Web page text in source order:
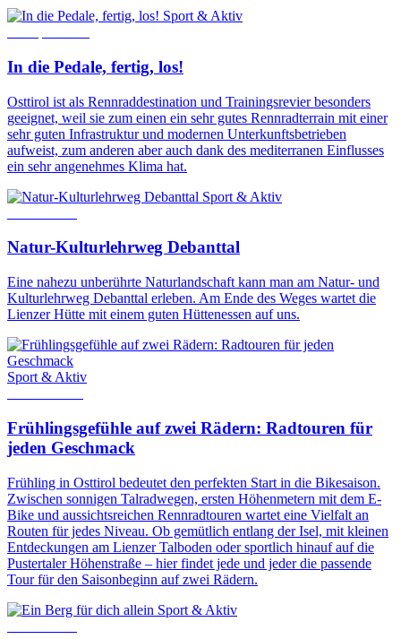
Sport & Aktiv
In die Pedale, fertig, los!
Osttirol ist als Rennraddestination und Trainingsrevier besonders
geeignet, weil sie zum einen ein sehr gutes Rennradterrain mit einer
sehr guten Infrastruktur und modernen Unterkunftsbetrieben
aufweist, zum anderen aber auch dank des mediterranen Einflusses
ein sehr angenehmes Klima hat.
Sport & Aktiv
Natur-Kulturlehrweg Debanttal
Eine nahezu unberührte Naturlandschaft kann man am Natur- und
Kulturlehrweg Debanttal erleben. Am Ende des Weges wartet die
Lienzer Hütte mit einem guten Hüttenessen auf uns.
Sport & Aktiv
Frühlingsgefühle auf zwei Rädern: Radtouren für
jeden Geschmack
Frühling in Osttirol bedeutet den perfekten Start in die Bikesaison.
Zwischen sonnigen Talradwegen, ersten Höhenmetern mit dem E-
Bike und aussichtsreichen Rennradtouren wartet eine Vielfalt an
Routen für jedes Niveau. Ob gemütlich entlang der Isel, mit kleinen
Entdeckungen am Lienzer Talboden oder sportlich hinauf auf die
Pustertaler Höhenstraße – hier findet jede und jeder die passende
Tour für den Saisonbeginn auf zwei Rädern.
Sport & Aktiv